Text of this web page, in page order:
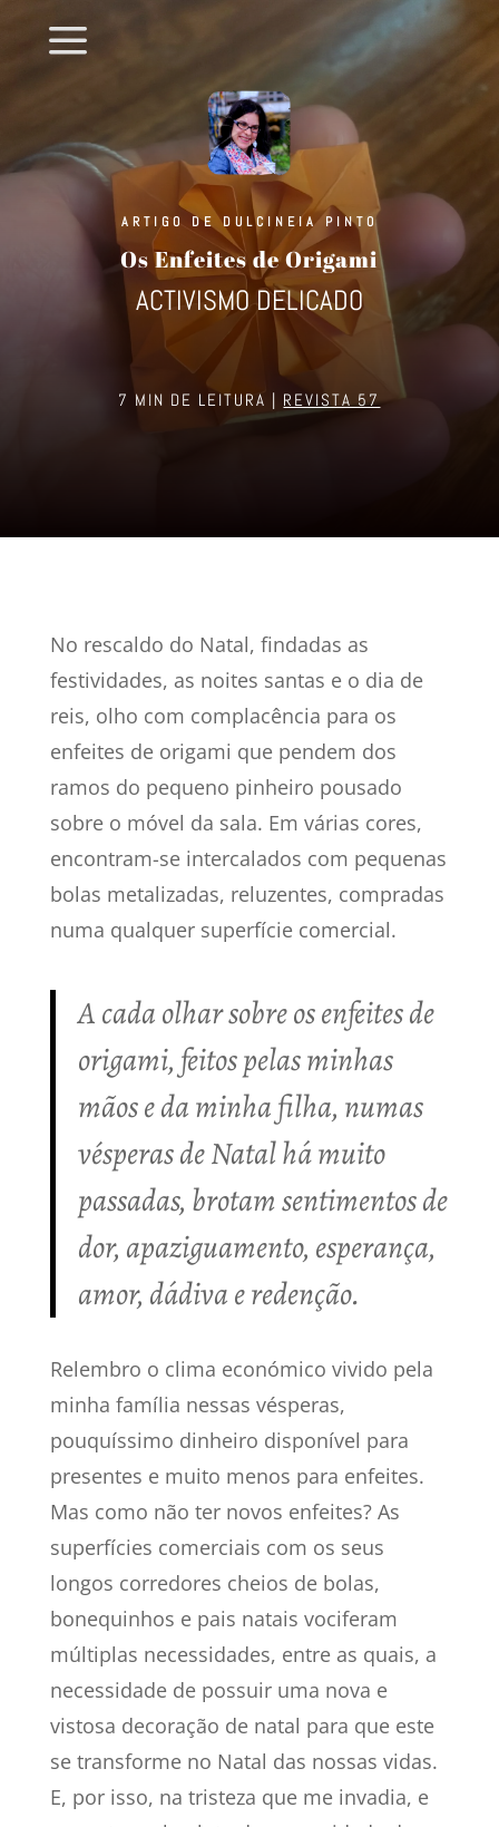
a
ARTIGO DE DULCINEIA PINTO
Os Enfeites de Origami
ACTIVISMO DELICADO
7 MIN DE LEITURA | REVISTA 57
No rescaldo do Natal, findadas as
festividades, as noites santas e o dia de
reis, olho com complacência para os
enfeites de origami que pendem dos
ramos do pequeno pinheiro pousado
sobre o móvel da sala. Em várias cores,
encontram-se intercalados com pequenas
bolas metalizadas, reluzentes, compradas
numa qualquer superfície comercial.
A cada olhar sobre os enfeites de
origami, feitos pelas minhas
mãos e da minha filha, numas
vésperas de Natal há muito
passadas, brotam sentimentos de
dor, apaziguamento, esperança,
amor, dádiva e redenção.
Relembro o clima económico vivido pela
minha família nessas vésperas,
pouquíssimo dinheiro disponível para
presentes e muito menos para enfeites.
Mas como não ter novos enfeites? As
superfícies comerciais com os seus
longos corredores cheios de bolas,
bonequinhos e pais natais vociferam
múltiplas necessidades, entre as quais, a
necessidade de possuir uma nova e
vistosa decoração de natal para que este
se transforme no Natal das nossas vidas.
E, por isso, na tristeza que me invadia, e